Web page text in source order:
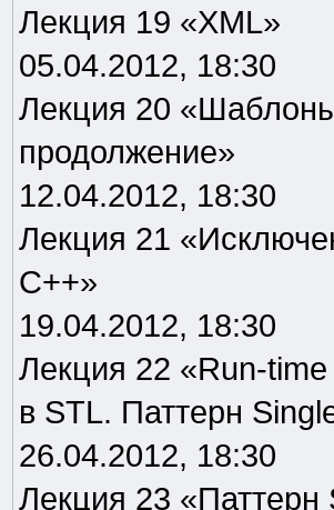
Лекция 19 «XML»
05.04.2012, 18:30
Лекция 20
продолжение»
12.04.2012, 18:30
Лекция 21
C++»
19.04.2012, 18:30
Лекция 22 «Run-
в STL. Паттерн
26.04.2012, 18:30
Лекция 23 «Паттерн